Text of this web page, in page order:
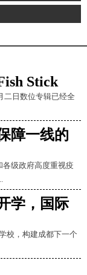
Stick
日数位专辑已经全
障一线的
级政府高度重视疫
学，国际
校，构建成都下一个